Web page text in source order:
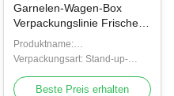
Garnelen-Wagen-Box
Verpackungslinie Frische
gefrorene Garnelen-
Füllverpackungsmaschine
für Tray
Produktname:
Verpackungsmaschine für
gefrorene Garnelen
Verpackungsart: Stand-up-
Beutel, Taschen, Beutel
Beste Preis erhalten